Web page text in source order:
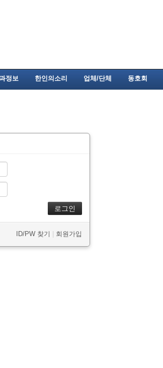
정보 한인의소리 업체/단체 동호회
ID/PW 찾기 회원가입